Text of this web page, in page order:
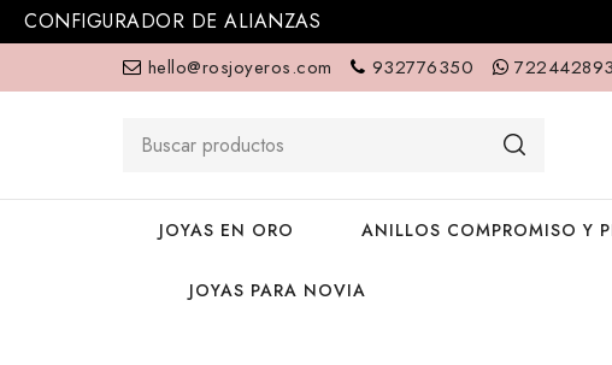
CONFIGURADOR DE ALIANZAS
hello@rosjoyeros.com 932776350 722442893
JOYAS EN ORO ANILLOS COMPROMISO Y
JOYAS PARA NOVIA